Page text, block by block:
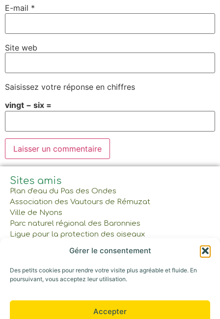
Gérer le consentement
Des petits cookies pour rendre votre visite plus agréable et fluide. En
poursuivant, vous acceptez leur utilisation.
Accepter
E-mail *
Site web
Saisissez votre réponse en chiffres
vingt − six =
Sites amis
Plan d'eau du Pas des Ondes
Association des Vautours de Rémuzat
Ville de Nyons
Parc naturel régional des Baronnies
Ligue pour la protection des oiseaux
Réservations et tarifs
Nos cabanes et tente